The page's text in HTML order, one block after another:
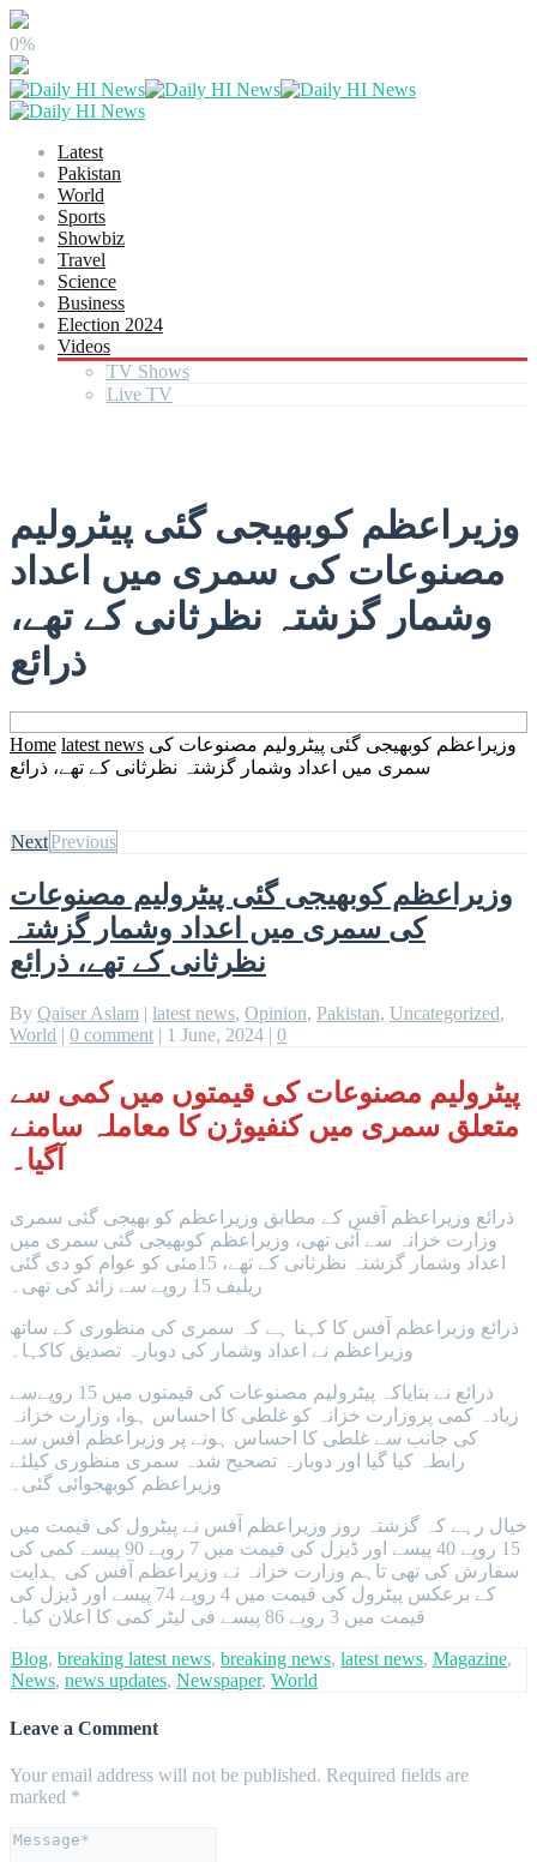
0%
Latest
Pakistan
World
Sports
Showbiz
Travel
Science
Business
Election 2024
Videos
TV Shows
Live TV
وزیراعظم کوبھیجی گئی پیٹرولیم
مصنوعات کی سمری میں اعداد
وشمار گزشتہ نظرثانی کے تھے،
ذرائع
Home latest news وزیراعظم کوبھیجی گئی پیٹرولیم مصنوعات کی
سمری میں اعداد وشمار گزشتہ نظرثانی کے تھے، ذرائع
NextPrevious
وزیراعظم کوبھیجی گئی پیٹرولیم مصنوعات
کی سمری میں اعداد وشمار گزشتہ
نظرثانی کے تھے، ذرائع
By Qaiser Aslam | latest news, Opinion, Pakistan, Uncategorized,
World | 0 comment | 1 June, 2024 | 0
پیٹرولیم مصنوعات کی قیمتوں میں کمی سے
متعلق سمری میں کنفیوژن کا معاملہ سامنے
آگیا۔
ذرائع وزیراعظم آفس کے مطابق وزیراعظم کو بھیجی گئی سمری
وزارت خزانہ سے آئی تھی، وزیراعظم کوبھیجی گئی سمری میں
اعداد وشمار گزشتہ نظرثانی کے تھے، 15مئی کو عوام کو دی گئی
ریلیف 15 روپے سے زائد کی تھی۔
ذرائع وزیراعظم آفس کا کہنا ہے کہ سمری کی منظوری کے ساتھ
وزیراعظم نے اعداد وشمار کی دوبارہ تصدیق کاکہا۔
ذرائع نے بتایاکہ پیٹرولیم مصنوعات کی قیمتوں میں 15 روپےسے
زیادہ کمی پروزارت خزانہ کو غلطی کا احساس ہوا، وزارت خزانہ
کی جانب سے غلطی کا احساس ہونے پر وزیراعظم آفس سے
رابطہ کیا گیا اور دوبارہ تصحیح شدہ سمری منظوری کیلئے
وزیراعظم کوبھجوائی گئی۔
خیال رہے کہ گزشتہ روز وزیراعظم آفس نے پیٹرول کی قیمت میں
15 روپے 40 پیسے اور ڈیزل کی قیمت میں 7 روپے 90 پیسے کمی کی
سفارش کی تھی تاہم وزارت خزانہ نے وزیراعظم آفس کی ہدایت
کے برعکس پیٹرول کی قیمت میں 4 روپے 74 پیسے اور ڈیزل کی
قیمت میں 3 روپے 86 پیسے فی لیٹر کمی کا اعلان کیا۔
Blog, breaking latest news, breaking news, latest news, Magazine,
News, news updates, Newspaper, World
Leave a Comment
Your email address will not be published. Required fields are
marked *